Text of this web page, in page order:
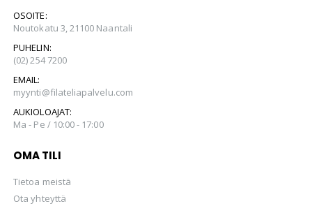
OSOITE:
Noutokatu 3, 21100 Naantali
PUHELIN:
(02) 254 7200
EMAIL:
myynti@filateliapalvelu.com
AUKIOLOAJAT:
Ma - Pe / 10:00 - 17:00
OMA TILI
Tietoa meistä
Ota yhteyttä